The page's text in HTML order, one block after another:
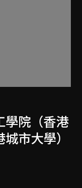
學院（香港
市大學）